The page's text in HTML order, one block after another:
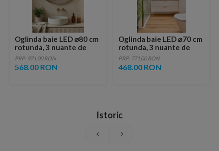
Oglinda baie LED ⌀80 cm
rotunda, 3 nuante de
lumina, dezaburire si
touch control
PRP: 971.00 RON
568.00 RON
Oglinda baie LED ⌀70 cm
rotunda, 3 nuante de
lumina, dezaburire si
touch control
PRP: 771.00 RON
468.00 RON
Istoric